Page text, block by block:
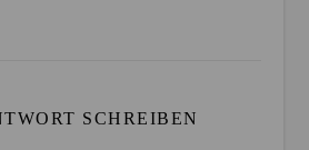
SCHREIBEN